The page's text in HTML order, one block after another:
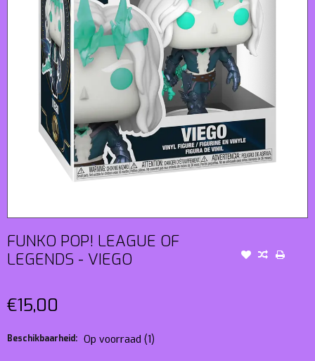
FUNKO POP! LEAGUE OF
LEGENDS - VIEGO
€15,00
Beschikbaarheid: Op voorraad (1)